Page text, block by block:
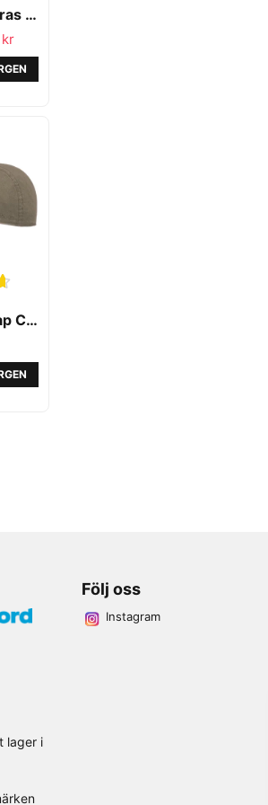
Stetson Hatteras Wool Herringbone Antra Melange
kr
Stetson Ivy Cap Cotton Olive
lager i
Följ oss
Instagram